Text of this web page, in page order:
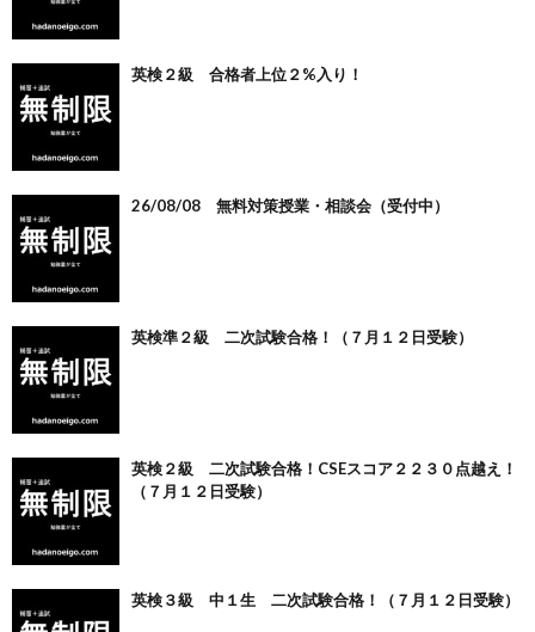
英検２級 合格者上位２%入り！
26/08/08 無料対策授業・相談会（受付中）
英検準２級 二次試験合格！（７月１２日受験）
英検２級 二次試験合格！CSEスコア２２３０点越え！
（７月１２日受験）
英検３級 中１生 二次試験合格！（７月１２日受験）